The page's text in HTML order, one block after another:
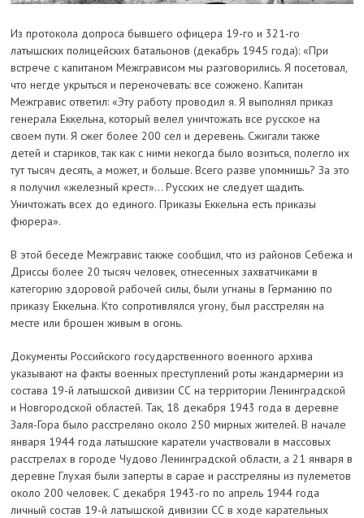
Из протокола допроса бывшего офицера 19-го и 321-го
латышских полицейских батальонов (декабрь 1945 года): «При
встрече с капитаном Межгрависом мы разговорились. Я посетовал,
что негде укрыться и переночевать: все сожжено. Капитан
Межгравис ответил: «Эту работу проводил я. Я выполнял приказ
генерала Еккельна, который велел уничтожать все русское на
своем пути. Я сжег более 200 сел и деревень. Сжигали также
детей и стариков, так как с ними некогда было возиться, полегло их
тут тысяч десять, а может, и больше. Всего разве упомнишь? За это
я получил «железный крест»… Русских не следует щадить.
Уничтожать всех до единого. Приказы Еккельна есть приказы
фюрера».
В этой беседе Межгравис также сообщил, что из районов Себежа и
Дриссы более 20 тысяч человек, отнесенных захватчиками в
категорию здоровой рабочей силы, были угнаны в Германию по
приказу Еккельна. Кто сопротивлялся угону, был расстрелян на
месте или брошен живым в огонь.
Документы Российского государственного военного архива
указывают на факты военных преступлений роты жандармерии из
состава 19-й латышской дивизии СС на территории Ленинградской
и Новгородской областей. Так, 18 декабря 1943 года в деревне
Заля-Гора было расстреляно около 250 мирных жителей. В начале
января 1944 года латышские каратели участвовали в массовых
расстрелах в городе Чудово Ленинградской области, а 21 января в
деревне Глухая были заперты в сарае и расстреляны из пулеметов
около 200 человек. С декабря 1943-го по апрель 1944 года
личный состав 19-й латышской дивизии СС в ходе карательных